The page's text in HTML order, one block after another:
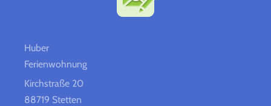
Huber
Ferienwohnung
Kirchstraße 20
88719 Stetten